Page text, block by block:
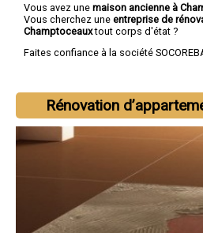
Vous avez une maison ancienne à
Vous cherchez une entreprise de
Champtoceauxtout corps d'état ?
Faites confiance à la société
Rénovation